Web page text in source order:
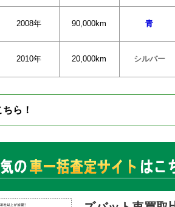
2008年 90,000km 青
2010年 20,000km シルバー
ら！